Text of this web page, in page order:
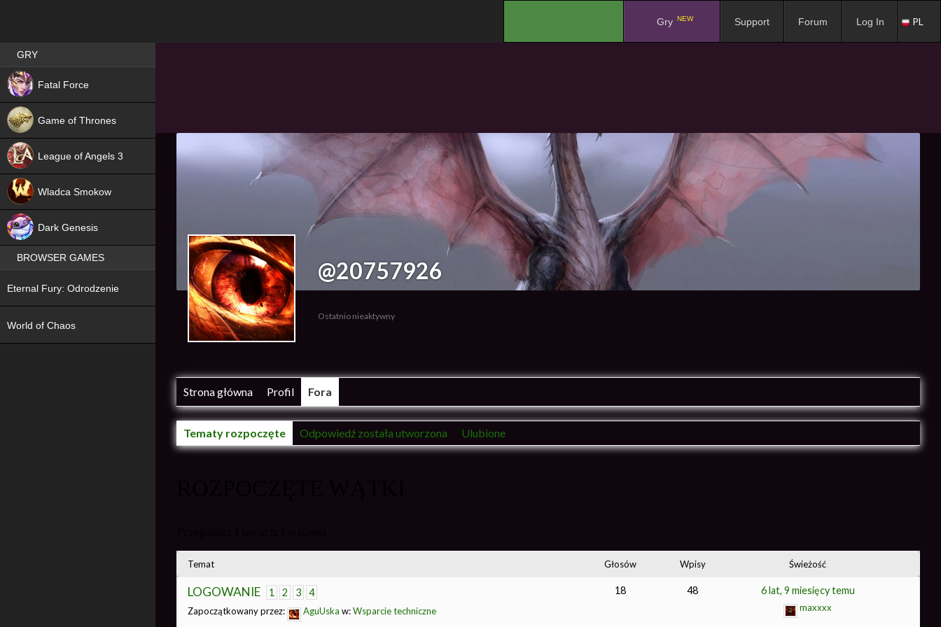
Gry NEW Support Forum Log In PL
@20757926
Ostatnio nieaktywny
Strona główna Profil Fora
Tematy rozpoczęte Odpowiedź została utworzona Ulubione
Temat Głosów Wpisy Świeżość
LOGOWANIE 1 2 3 4
Zapoczątkowany przez: AguUska w:Wsparcie techniczne
18 48 6 lat, 9 miesięcy temu
maxxxx
Best RPG games in Poland
GRY
Fatal Force
Game of Thrones
League of Angels 3
Wladca Smokow
Dark Genesis
BROWSER GAMES
Eternal Fury: Odrodzenie
World of Chaos